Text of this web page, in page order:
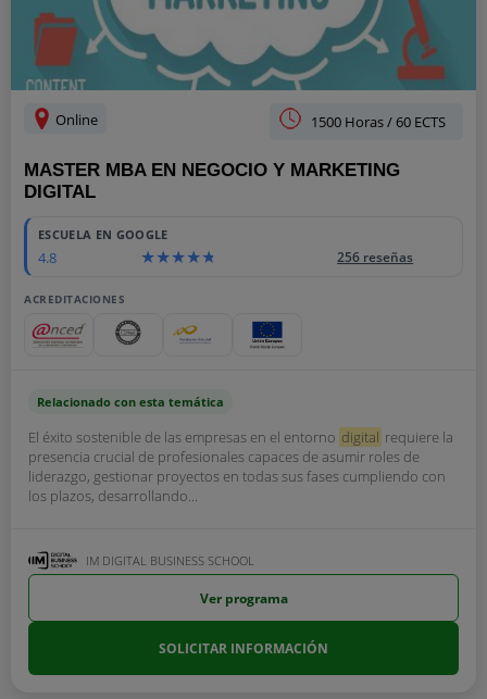
Online 1500 Horas / 60 ECTS
MASTER MBA EN NEGOCIO Y MARKETING
DIGITAL
ESCUELA EN GOOGLE
4.8 256 reseñas
ACREDITACIONES
Relacionado con esta temática
El éxito sostenible de las empresas en el entorno digital requiere la
presencia crucial de profesionales capaces de asumir roles de
liderazgo, gestionar proyectos en todas sus fases cumpliendo con
los plazos, desarrollando...
IM DIGITAL BUSINESS SCHOOL
Ver programa
SOLICITAR INFORMACIÓN